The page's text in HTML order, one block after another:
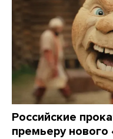
Российские
премьеру нового